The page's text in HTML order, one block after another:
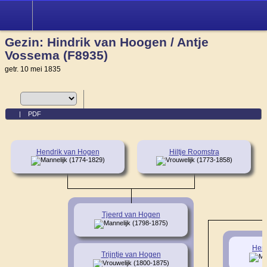
Gezin: Hindrik van Hoogen / Antje
Vossema (F8935)
getr. 10 mei 1835
| PDF
Hendrik van Hogen
(1774-1829)
Hiltje Roomstra
(1773-1858)
Tjeerd van Hogen
(1798-1875)
Trijntje van Hogen
(1800-1875)